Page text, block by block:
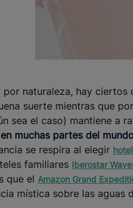
por naturaleza, hay
suerte mientras que
sea el caso) mantiene a
muchas partes del
se respira al elegir
familiares Iberostar
que el Amazon Grand
mística sobre las aguas